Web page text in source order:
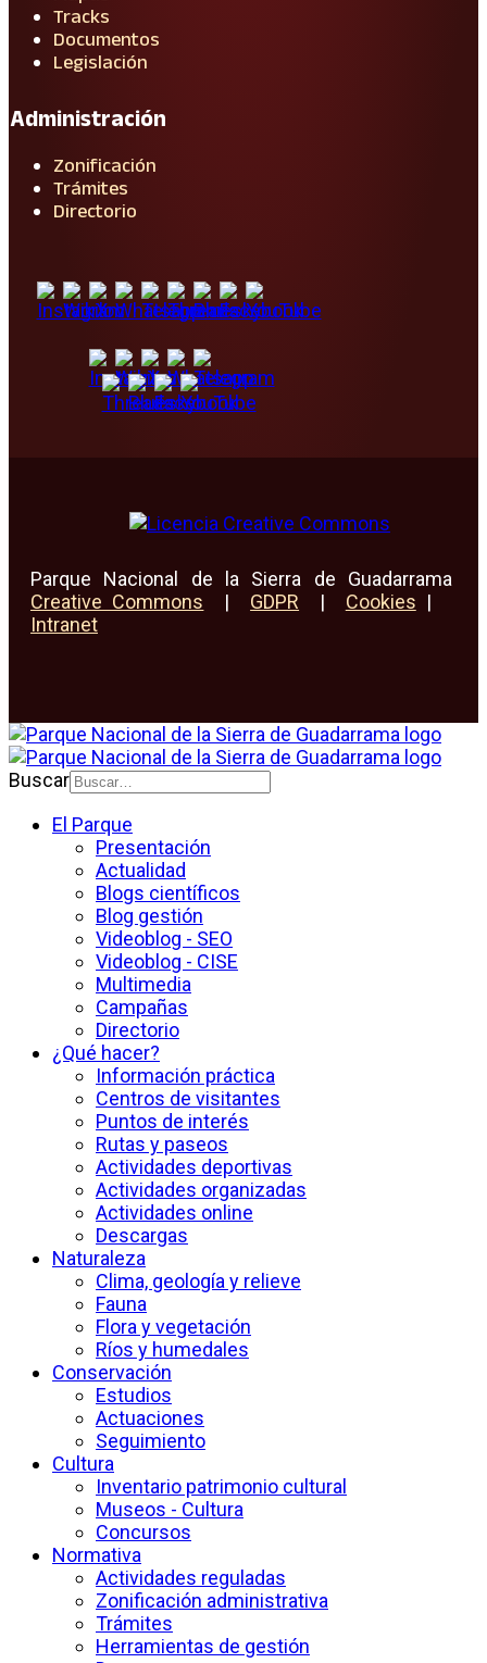
Tracks
Documentos
Legislación
Administración
Zonificación
Trámites
Directorio
Parque Nacional de la Sierra de Guadarrama
Creative Commons | GDPR | Cookies |
Intranet
Buscar
El Parque
Presentación
Actualidad
Blogs científicos
Blog gestión
Videoblog - SEO
Videoblog - CISE
Multimedia
Campañas
Directorio
¿Qué hacer?
Información práctica
Centros de visitantes
Puntos de interés
Rutas y paseos
Actividades deportivas
Actividades organizadas
Actividades online
Descargas
Naturaleza
Clima, geología y relieve
Fauna
Flora y vegetación
Ríos y humedales
Conservación
Estudios
Actuaciones
Seguimiento
Cultura
Inventario patrimonio cultural
Museos - Cultura
Concursos
Normativa
Actividades reguladas
Zonificación administrativa
Trámites
Herramientas de gestión